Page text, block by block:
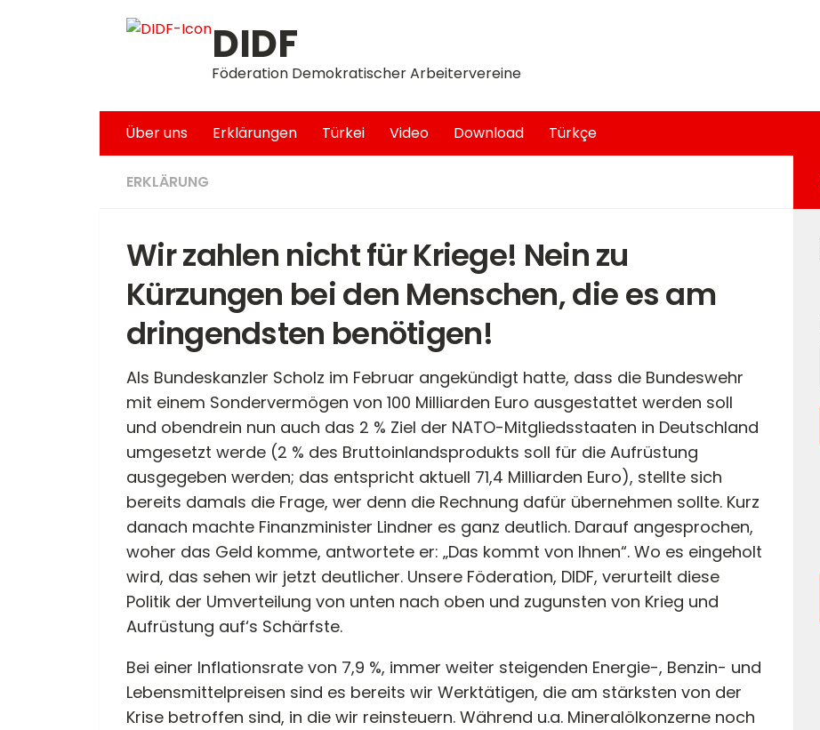
Unter dem Inhalt DIDF
Föderation Demokratischer Arbeitervereine
Über uns Erklärungen Türkei Video Download Türkçe
ERKLÄRUNG
Wir zahlen nicht für Kriege! Nein zu
Kürzungen bei den Menschen, die es am
dringendsten benötigen!
Als Bundeskanzler Scholz im Februar angekündigt hatte, dass die Bundeswehr
mit einem Sondervermögen von 100 Milliarden Euro ausgestattet werden soll
und obendrein nun auch das 2 % Ziel der NATO-Mitgliedsstaaten in Deutschland
umgesetzt werde (2 % des Bruttoinlandsprodukts soll für die Aufrüstung
ausgegeben werden; das entspricht aktuell 71,4 Milliarden Euro), stellte sich
bereits damals die Frage, wer denn die Rechnung dafür übernehmen sollte. Kurz
danach machte Finanzminister Lindner es ganz deutlich. Darauf angesprochen,
woher das Geld komme, antwortete er: „Das kommt von Ihnen“. Wo es eingeholt
wird, das sehen wir jetzt deutlicher. Unsere Föderation, DIDF, verurteilt diese
Politik der Umverteilung von unten nach oben und zugunsten von Krieg und
Aufrüstung auf‘s Schärfste.
Bei einer Inflationsrate von 7,9 %, immer weiter steigenden Energie-, Benzin- und
Lebensmittelpreisen sind es bereits wir Werktätigen, die am stärksten von der
Krise betroffen sind, in die wir reinsteuern. Während u.a. Mineralölkonzerne noch